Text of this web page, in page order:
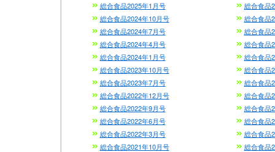
総合食品2025年1月号
総合食品
総合食品2024年10月号
総合食品
総合食品2024年7月号
総合食品
総合食品2024年4月号
総合食品
総合食品2024年1月号
総合食品
総合食品2023年10月号
総合食品
総合食品2023年7月号
総合食品
総合食品2022年12月号
総合食品
総合食品2022年9月号
総合食品
総合食品2022年6月号
総合食品
総合食品2022年3月号
総合食品
総合食品2021年10月号
総合食品